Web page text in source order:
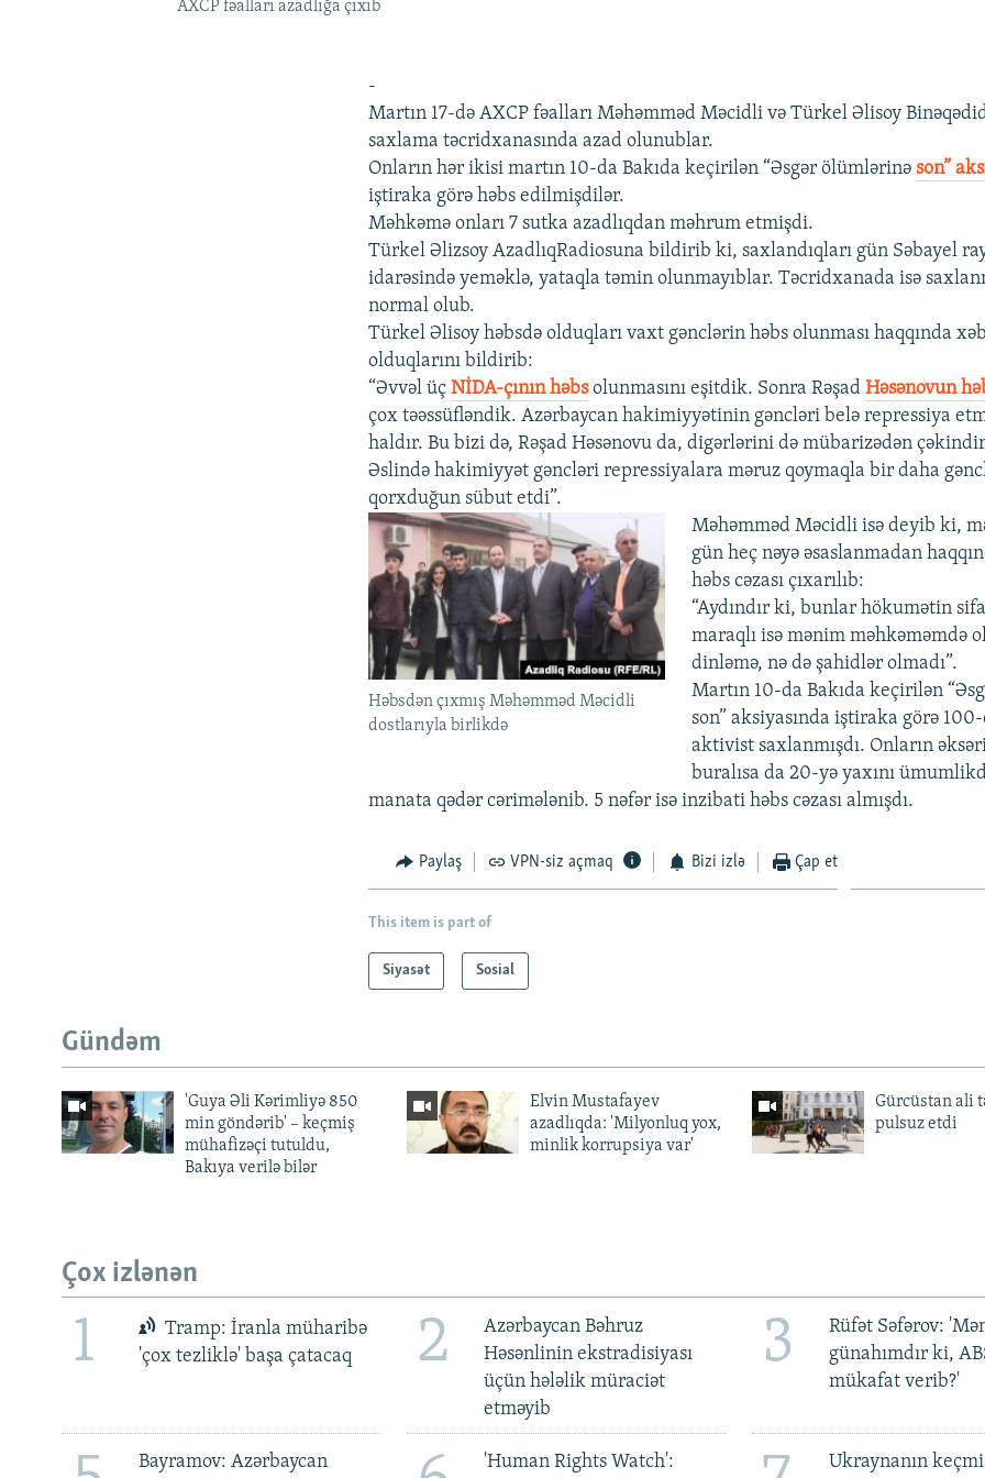
AXCP fəalları azadlığa çıxıb
-
Martın 17-də AXCP fəalları Məhəmməd Məcidli və Türkel Əlisoy
saxlama təcridxanasında azad olunublar.
Onların hər ikisi martın 10-da Bakıda keçirilən “Əsgər ölümlərinə son”
iştiraka görə həbs edilmişdilər.
Məhkəmə onları 7 sutka azadlıqdan məhrum etmişdi.
Türkel Əlizsoy AzadlıqRadiosuna bildirib ki, saxlandıqları gün Səbayel
idarəsində yeməklə, yataqla təmin olunmayıblar. Təcridxanada isə
normal olub.
Türkel Əlisoy həbsdə olduqları vaxt gənclərin həbs olunması haqqında
olduqlarını bildirib:
“Əvvəl üçNİDA-çının həbsolunmasını eşitdik. Sonra RəşadHəsənovun
çox təəssüfləndik. Azərbaycan hakimiyyətinin gəncləri belə repressiya
haldır. Bu bizi də, Rəşad Həsənovu da, digərlərini də mübarizədən
Əslində hakimiyyət gəncləri repressiyalara məruz qoymaqla bir daha
qorxduğun sübut etdi”.
Həbsdən çıxmış Məhəmməd Məcidli
dostlarıyla birlikdə
Məhəmməd Məcidli isə deyib ki,
gün heç nəyə əsaslanmadan
həbs cəzası çıxarılıb:
“Aydındır ki, bunlar hökumətin
maraqlı isə mənim məhkəməmdə
dinləmə, nə də şahidlər olmadı”.
Martın 10-da Bakıda keçirilən
son” aksiyasında iştiraka görə
aktivist saxlanmışdı. Onların
buralısa da 20-yə yaxını
manata qədər cərimələnib. 5 nəfər isə inzibati həbs cəzası almışdı.
Paylaş VPN-siz açmaq Bizi izlə Çap et
This item is part of
Siyasət Sosial
Gündəm
'Guya Əli Kərimliyə 850
min göndərib' – keçmiş
mühafizəçi tutuldu,
Bakıya verilə bilər
Elvin Mustafayev
azadlıqda: 'Milyonluq yox,
minlik korrupsiya var'
Gürcüstan ali
pulsuz etdi
Çox izlənən
1
Tramp: İranla müharibə
'çox tezliklə' başa çatacaq
2
Azərbaycan Bəhruz
Həsənlinin ekstradisiyası
üçün hələlik müraciət
etməyib
3
Rüfət Səfərov:
günahımdır ki,
mükafat verib?'
Bayramov: Azərbaycan 'Human Rights Watch': Ukraynanın